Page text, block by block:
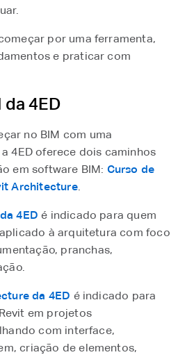
por uma ferramenta,
e praticar com
4ED
no BIM com uma
4ED oferece dois caminhos
em software BIM: Curso de
Architecture.
4ED é indicado para quem
à arquitetura com foco
pranchas,
da 4ED é indicado para
em projetos
com interface,
criação de elementos,